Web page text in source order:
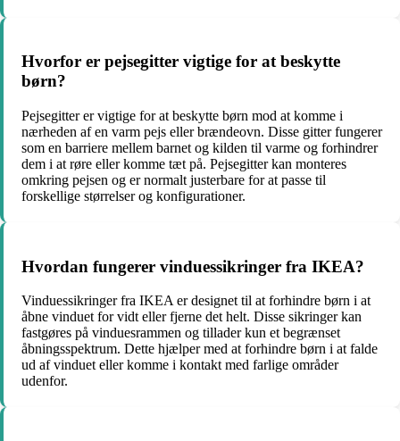
Hvorfor er pejsegitter vigtige for at beskytte
børn?
Pejsegitter er vigtige for at beskytte børn mod at komme i
nærheden af en varm pejs eller brændeovn. Disse gitter fungerer
som en barriere mellem barnet og kilden til varme og forhindrer
dem i at røre eller komme tæt på. Pejsegitter kan monteres
omkring pejsen og er normalt justerbare for at passe til
forskellige størrelser og konfigurationer.
Hvordan fungerer vinduessikringer fra IKEA?
Vinduessikringer fra IKEA er designet til at forhindre børn i at
åbne vinduet for vidt eller fjerne det helt. Disse sikringer kan
fastgøres på vinduesrammen og tillader kun et begrænset
åbningsspektrum. Dette hjælper med at forhindre børn i at falde
ud af vinduet eller komme i kontakt med farlige områder
udenfor.